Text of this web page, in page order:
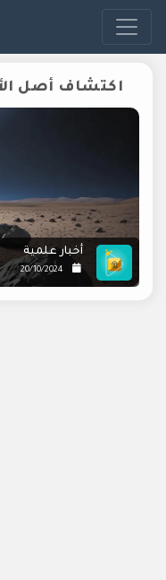
اكتشاف أصل
أخبار علمية
20/10/2024